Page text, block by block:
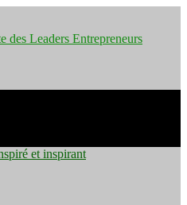
Pourquoi
et inspirant